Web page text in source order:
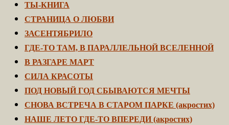
ТЫ-КНИГА
СТРАНИЦА О ЛЮБВИ
ЗАСЕНТЯБРИЛО
ГДЕ-ТО ТАМ, В ПАРАЛЛЕЛЬНОЙ ВСЕЛЕННОЙ
В РАЗГАРЕ МАРТ
СИЛА КРАСОТЫ
ПОД НОВЫЙ ГОД СБЫВАЮТСЯ МЕЧТЫ
СНОВА ВСТРЕЧА В СТАРОМ ПАРКЕ (акростих)
НАШЕ ЛЕТО ГДЕ-ТО ВПЕРЕДИ (акростих)